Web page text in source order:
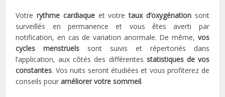
Votrerythme cardiaqueet votretaux d’oxygénation sont
surveillés en permanence et vous êtes averti par
notification, en cas de variation anormale. De même, vos
cycles menstruels sont suivis et répertoriés dans
l’application, aux côtés des différentes statistiques de vos
constantes. Vos nuits seront étudiées et vous profiterez de
conseils pouraméliorer votre sommeil.